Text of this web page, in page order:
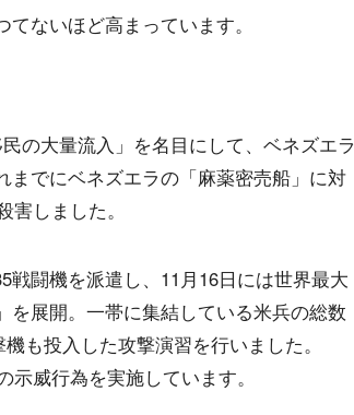
ないほど高まっています。
の大量流入」を名目にして、ベネズエラ
でにベネズエラの「麻薬密売船」に対
しました。
闘機を派遣し、11月16日には世界最大
展開。一帯に集結している米兵の総数
も投入した攻撃演習を行いました。
威行為を実施しています。